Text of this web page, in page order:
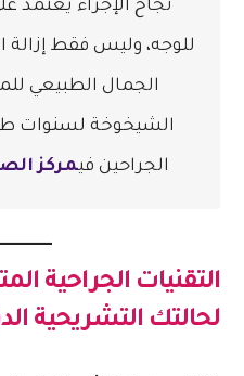
“نجاح الإجراء يعتمد
للوجه، وليس فقط إزالة
الجمال الطبيعي
الشيخوخة لسنوات
الجراحين فيمركز
التقنيات الجراحية
لحالتك التشريحية